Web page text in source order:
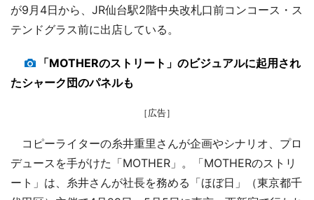
が9月4日から、JR仙台駅2階中央改札口前コンコース・ス
テンドグラス前に出店している。
「MOTHERのストリート」のビジュアルに起用され
たシャーク団のパネルも
［広告］
コピーライターの糸井重里さんが企画やシナリオ、プロ
デュースを手がけた「MOTHER」。「MOTHERのストリ
ート」は、糸井さんが社長を務める「ほぼ日」（東京都千